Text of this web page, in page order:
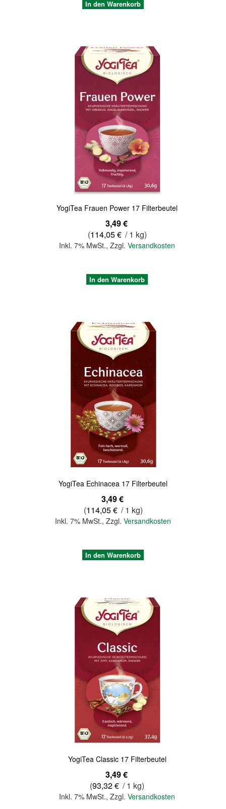
In den Warenkorb
YogiTea Frauen Power 17 Filterbeutel
3,49 €
(114,05 € / 1 kg)
Inkl. 7% MwSt.,Zzgl.Versandkosten
In den Warenkorb
YogiTea Echinacea 17 Filterbeutel
3,49 €
(114,05 € / 1 kg)
Inkl. 7% MwSt., Zzgl. Versandkosten
In den Warenkorb
YogiTea Classic 17 Filterbeutel
3,49 €
(93,32 € / 1 kg)
Inkl. 7% MwSt.,Zzgl.Versandkosten